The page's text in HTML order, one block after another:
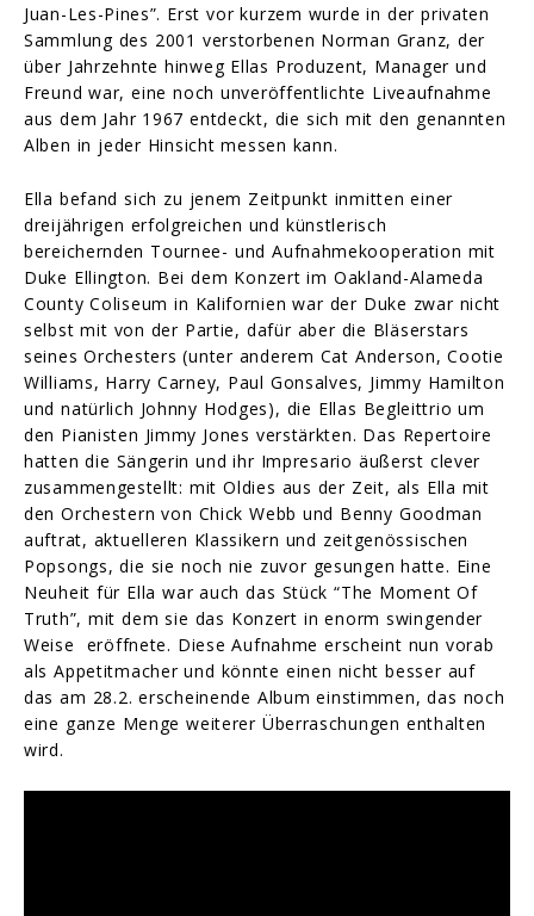
Juan-Les-Pines”. Erst vor kurzem wurde in der privaten
Sammlung des 2001 verstorbenen Norman Granz, der
über Jahrzehnte hinweg Ellas Produzent, Manager und
Freund war, eine noch unveröffentlichte Liveaufnahme
aus dem Jahr 1967 entdeckt, die sich mit den genannten
Alben in jeder Hinsicht messen kann.
Ella befand sich zu jenem Zeitpunkt inmitten einer
dreijährigen erfolgreichen und künstlerisch
bereichernden Tournee- und Aufnahmekooperation mit
Duke Ellington. Bei dem Konzert im Oakland-Alameda
County Coliseum in Kalifornien war der Duke zwar nicht
selbst mit von der Partie, dafür aber die Bläserstars
seines Orchesters (unter anderem Cat Anderson, Cootie
Williams, Harry Carney, Paul Gonsalves, Jimmy Hamilton
und natürlich Johnny Hodges), die Ellas Begleittrio um
den Pianisten Jimmy Jones verstärkten. Das Repertoire
hatten die Sängerin und ihr Impresario äußerst clever
zusammengestellt: mit Oldies aus der Zeit, als Ella mit
den Orchestern von Chick Webb und Benny Goodman
auftrat, aktuelleren Klassikern und zeitgenössischen
Popsongs, die sie noch nie zuvor gesungen hatte. Eine
Neuheit für Ella war auch das Stück “The Moment Of
Truth”, mit dem sie das Konzert in enorm swingender
Weise eröffnete. Diese Aufnahme erscheint nun vorab
als Appetitmacher und könnte einen nicht besser auf
das am 28.2. erscheinende Album einstimmen, das noch
eine ganze Menge weiterer Überraschungen enthalten
wird.